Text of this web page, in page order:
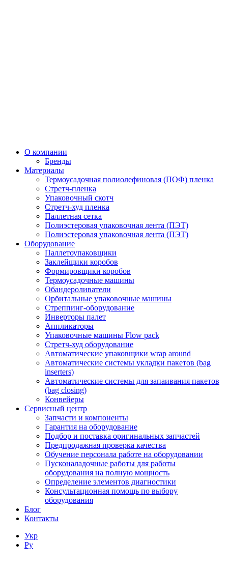
О компании
Бренды
Материалы
Термоусадочная полиолефиновая (ПОФ) пленка
Стретч-пленка
Упаковочный скотч
Стретч-худ пленка
Паллетная сетка
Полиэстеровая упаковочная лента (ПЭТ)
Полиэстеровая упаковочная лента (ПЭТ)
Оборудование
Паллетоупаковщики
Заклейщики коробов
Формировщики коробов
Термоусадочные машины
Обандероливатели
Орбитальные упаковочные машины
Стреппинг-оборудование
Инверторы палет
Аппликаторы
Упаковочные машины Flow pack
Стретч-худ оборудование
Автоматические упаковщики wrap around
Автоматические системы укладки пакетов (bag
inserters)
Автоматические системы для запаивания пакетов
(bag closing)
Конвейеры
Сервисный центр
Запчасти и компоненты
Гарантия на оборудование
Подбор и поставка оригинальных запчастей
Предпродажная проверка качества
Обучение персонала работе на оборудовании
Пусконаладочные работы для работы
оборудования на полную мощность
Определение элементов диагностики
Консультационная помощь по выбору
оборудования
Блог
Контакты
Укр
Ру